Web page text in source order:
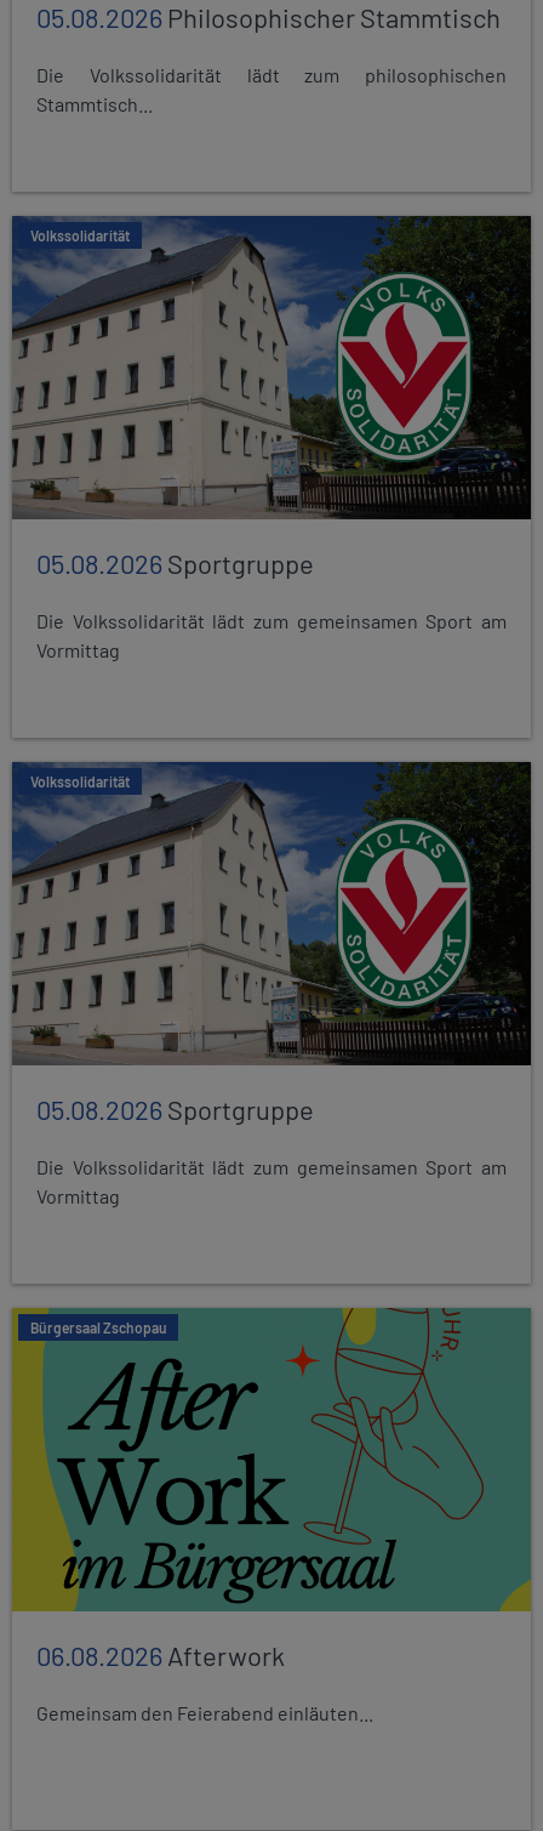
05.08.2026 Philosophischer Stammtisch
Die Volkssolidarität lädt zum philosophischen
Stammtisch...
Volkssolidarität
05.08.2026Sportgruppe
Die Volkssolidarität lädt zum gemeinsamen Sport am
Vormittag
Volkssolidarität
05.08.2026Sportgruppe
Die Volkssolidarität lädt zum gemeinsamen Sport am
Vormittag
Bürgersaal Zschopau
06.08.2026Afterwork
Gemeinsam den Feierabend einläuten...